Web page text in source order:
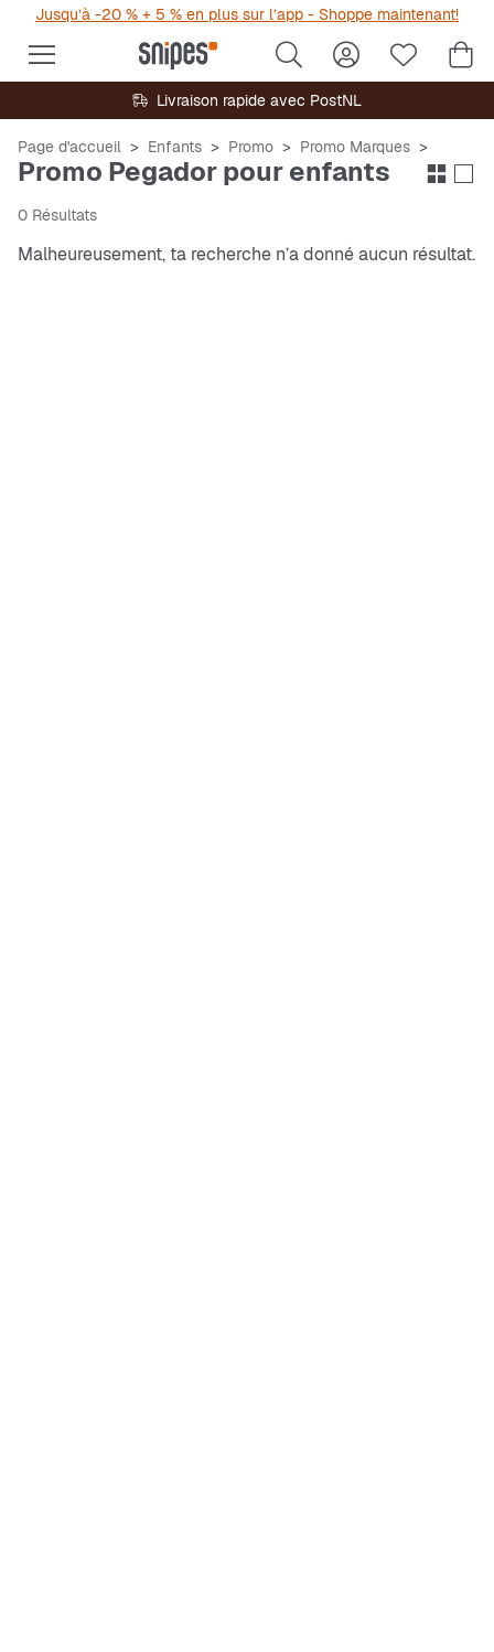
Jusqu’à -20 % + 5 % en plus sur l’app - Shoppe maintenant!
Livraison rapide avec PostNL
Page d'accueil Enfants Promo Promo Marques
Promo Pegador pour enfants
0 Résultats
Malheureusement, ta recherche n’a donné aucun résultat.